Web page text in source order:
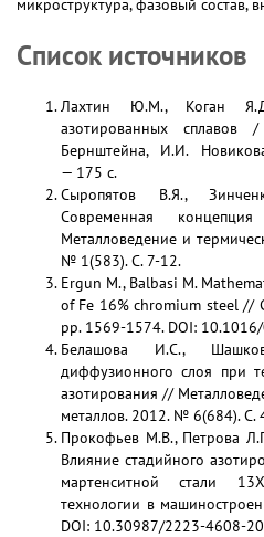
микроструктура, фазовый состав,
Список источников
Лахтин Ю.М., Коган
азотированных
Бернштейна, И.И.
— 175 с.
Сыропятов В.Я.,
Современная
Металловедение и
№ 1(583). С. 7-12.
Ergun M., Balbasi M.
of Fe 16% chromium steel //
pp. 1569-1574. DOI:
Белашова И.С.,
диффузионного слоя при
азотирования //
металлов. 2012. № 6(684). С.
Прокофьев М.В., Петрова
Влияние стадийного
мартенситной стали
технологии в
DOI: 10.30987/2223-4608-